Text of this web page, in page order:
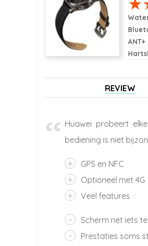
ANT+
REVIEW
Huawei probeert
bediening is niet
GPS en NFC
Optioneel met 4G
Veel features
Scherm net iets
Prestaties soms